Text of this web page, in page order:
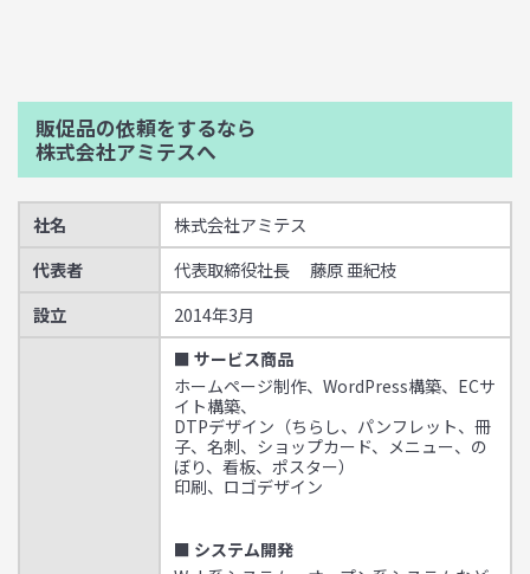
販促品の依頼をするなら
株式会社アミテスへ
社名
株式会社アミテス
代表者
代表取締役社長 藤原 亜紀枝
設立
2014年3月
■ サービス商品
ホームページ制作、WordPress構築、ECサ
イト構築、
DTPデザイン（ちらし、パンフレット、冊
子、名刺、ショップカード、メニュー、の
ぼり、看板、ポスター）
印刷、ロゴデザイン
■ システム開発